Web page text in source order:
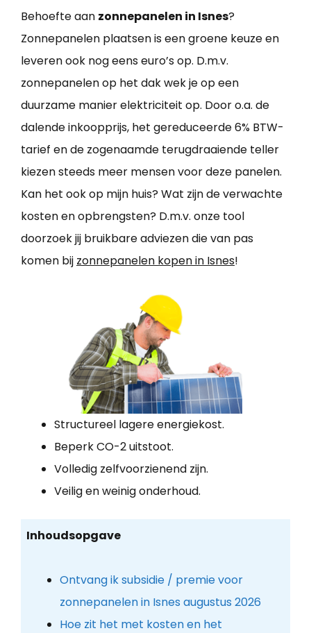
Behoefte aan zonnepanelen in Isnes?
Zonnepanelen plaatsen is een groene keuze en
leveren ook nog eens euro’s op. D.m.v.
zonnepanelen op het dak wek je op een
duurzame manier elektriciteit op. Door o.a. de
dalende inkoopprijs, het gereduceerde 6% BTW-
tarief en de zogenaamde terugdraaiende teller
kiezen steeds meer mensen voor deze panelen.
Kan het ook op mijn huis? Wat zijn de verwachte
kosten en opbrengsten? D.m.v. onze tool
doorzoek jij bruikbare adviezen die van pas
komen bij zonnepanelen kopen in Isnes!
Structureel lagere energiekost.
Beperk CO-2 uitstoot.
Volledig zelfvoorzienend zijn.
Veilig en weinig onderhoud.
Inhoudsopgave
Ontvang ik subsidie / premie voor
zonnepanelen in Isnes augustus 2026
Hoe zit het met kosten en het